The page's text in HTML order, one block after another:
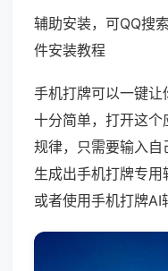
辅助安装，可QQ搜
件安装教程
手机打牌可以一键让
十分简单，打开这
规律，只需要输入
生成出手机打牌专
或者使用手机打牌AI